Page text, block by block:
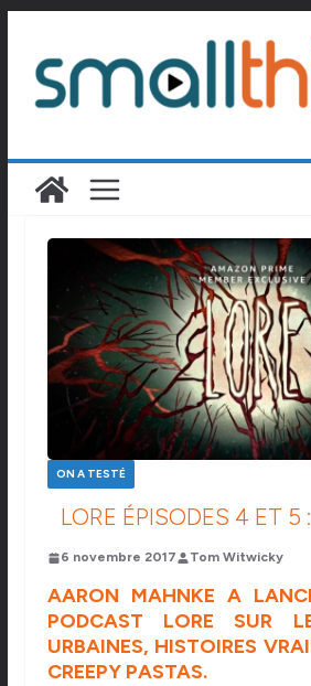
contenu
ON A TESTÉ
LORE ÉPISODES 4 ET 5
6 novembre 2017 Tom Witwicky
AARON MAHNKE A
PODCAST LORE SUR
URBAINES, HISTOIRES
CREEPY PASTAS.